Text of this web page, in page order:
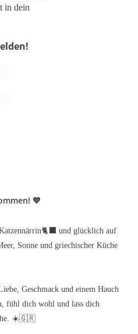
in dein
💙
und glücklich auf
Sonne und griechischer Küche
Geschmack und einem Hauch
fühl dich wohl und lass dich
☀️🇬🇷